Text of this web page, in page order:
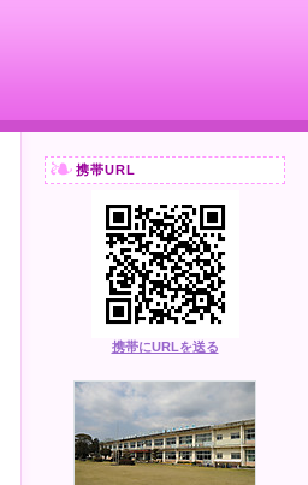
携帯URL
携帯にURLを送る